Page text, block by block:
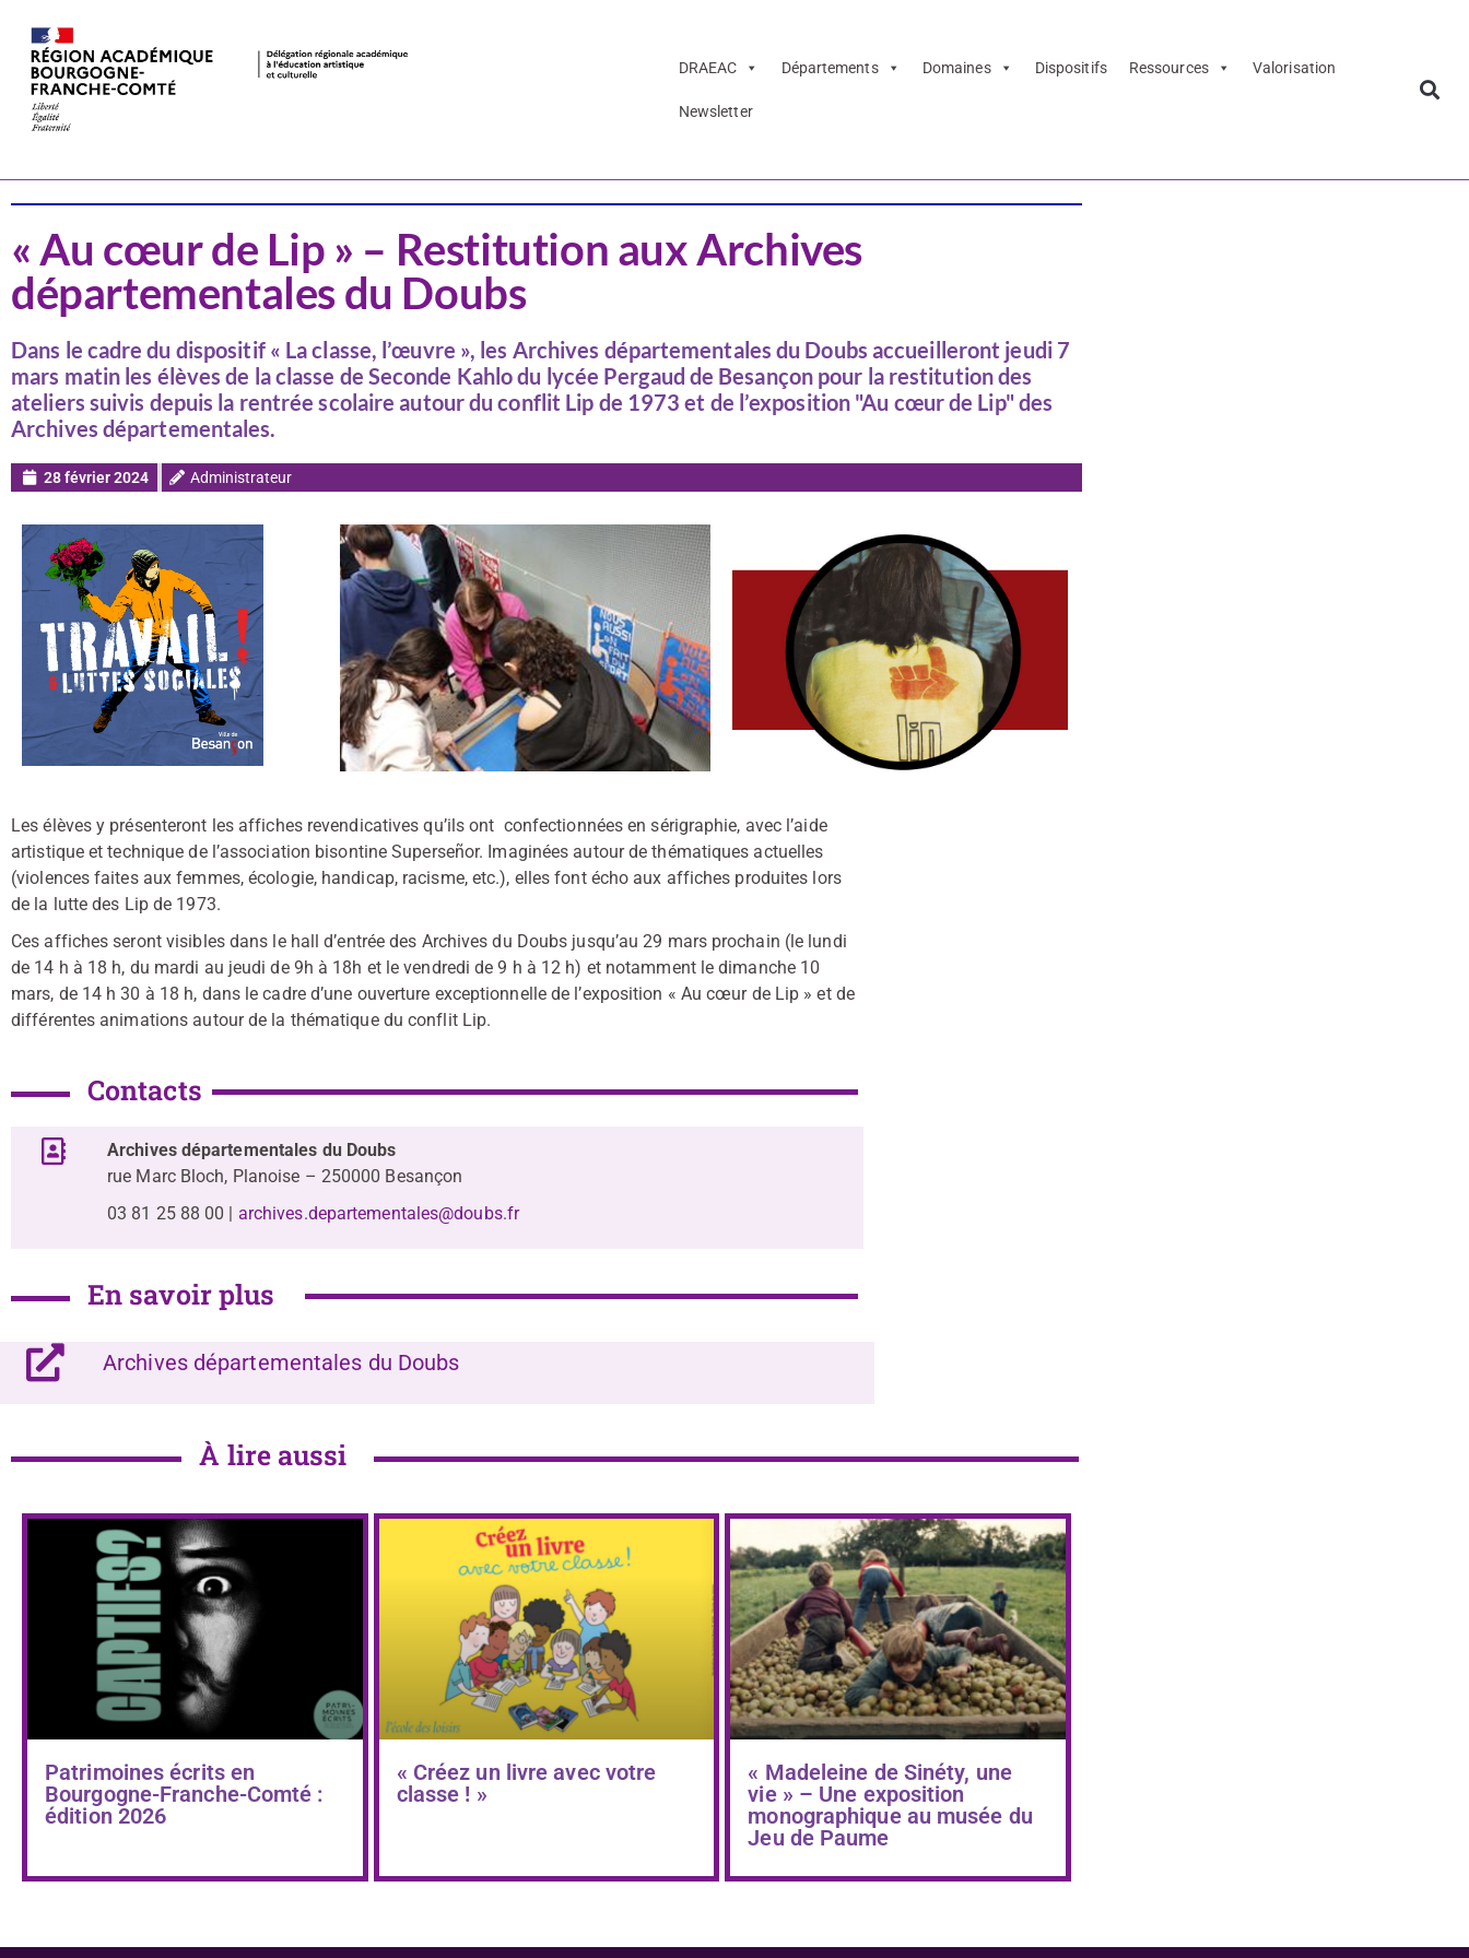
DRAEAC Départements Domaines Dispositifs Ressources Valorisation
Newsletter
« Au cœur de Lip » – Restitution aux Archives
départementales du Doubs
Dans le cadre du dispositif « La classe, l’œuvre », les Archives départementales du Doubs accueilleront jeudi 7
mars matin les élèves de la classe de Seconde Kahlo du lycée Pergaud de Besançon pour la restitution des
ateliers suivis depuis la rentrée scolaire autour du conflit Lip de 1973 et de l’exposition "Au cœur de Lip" des
Archives départementales.
28 février 2024 Administrateur
Les élèves y présenteront les affiches revendicatives qu’ils ont confectionnées en sérigraphie, avec l’aide
artistique et technique de l’association bisontine Superseñor. Imaginées autour de thématiques actuelles
(violences faites aux femmes, écologie, handicap, racisme, etc.), elles font écho aux affiches produites lors
de la lutte des Lip de 1973.
Ces affiches seront visibles dans le hall d’entrée des Archives du Doubs jusqu’au 29 mars prochain (le lundi
de 14 h à 18 h, du mardi au jeudi de 9h à 18h et le vendredi de 9 h à 12 h) et notamment le dimanche 10
mars, de 14 h 30 à 18 h, dans le cadre d’une ouverture exceptionnelle de l’exposition « Au cœur de Lip » et de
différentes animations autour de la thématique du conflit Lip.
Contacts
Archives départementales du Doubs
rue Marc Bloch, Planoise – 250000 Besançon
03 81 25 88 00 | archives.departementales@doubs.fr
En savoir plus
Archives départementales du Doubs
À lire aussi
Patrimoines écrits en
Bourgogne-Franche-Comté :
édition 2026
« Créez un livre avec votre
classe ! »
« Madeleine de Sinéty, une
vie » – Une exposition
monographique au musée du
Jeu de Paume